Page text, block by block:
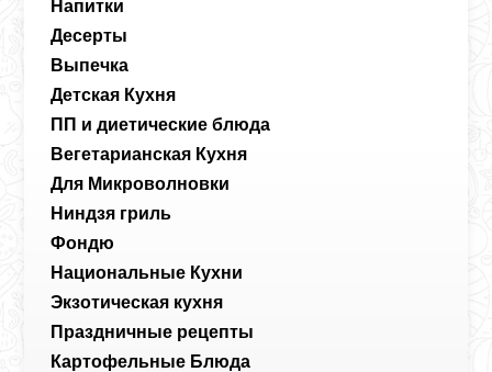
Напитки
Десерты
Выпечка
Детская Кухня
ПП и диетические блюда
Вегетарианская Кухня
Для Микроволновки
Ниндзя гриль
Фондю
Национальные Кухни
Экзотическая кухня
Праздничные рецепты
Картофельные Блюда